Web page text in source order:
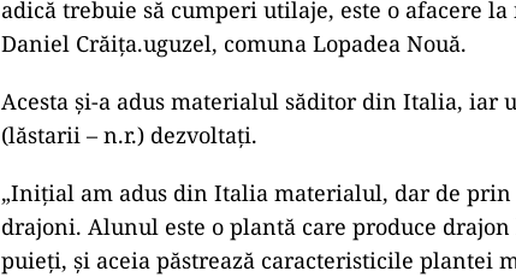
adică trebuie să cumperi utilaje, este o afacere
Daniel Crăiţa.uguzel, comuna Lopadea Nouă.
Acesta şi-a adus materialul săditor din Italia, iar
(lăstarii – n.r.) dezvoltaţi.
„Iniţial am adus din Italia materialul, dar de
drajoni. Alunul este o plantă care produce
puieţi, şi aceia păstrează caracteristicile plantei